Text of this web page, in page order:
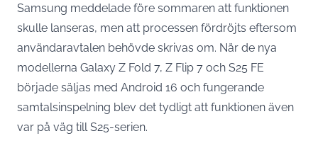
Samsung meddelade före sommaren att funktionen
skulle lanseras, men att processen fördröjts eftersom
användaravtalen behövde skrivas om. När de nya
modellerna Galaxy Z Fold 7, Z Flip 7 och S25 FE
började säljas med Android 16 och fungerande
samtalsinspelning blev det tydligt att funktionen även
var på väg till S25-serien.